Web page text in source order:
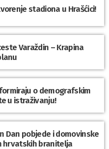
stadiona u Hrašćici!
Varaždin – Krapina
o demografskim
u istraživanju!
Dan pobjede i domovinske
hrvatskih branitelja